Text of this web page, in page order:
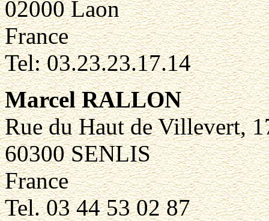
02000 Laon
France
Tel: 03.23.23.17.14
Marcel RALLON
Rue du Haut de Villevert,
60300 SENLIS
France
Tel. 03 44 53 02 87